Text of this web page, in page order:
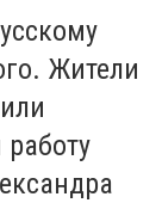
Жители